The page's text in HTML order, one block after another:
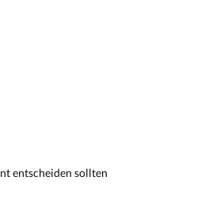
entscheiden sollten